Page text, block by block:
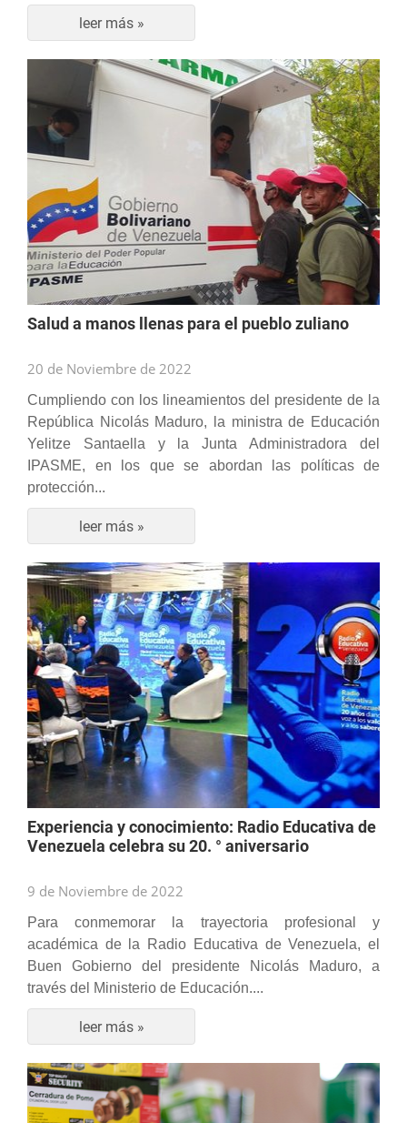
leer más »
Salud a manos llenas para el pueblo zuliano
20 de Noviembre de 2022
Cumpliendo con los lineamientos del presidente de la
República Nicolás Maduro, la ministra de Educación
Yelitze Santaella y la Junta Administradora del
IPASME, en los que se abordan las políticas de
protección...
leer más »
Experiencia y conocimiento: Radio Educativa de
Venezuela celebra su 20. ° aniversario
9 de Noviembre de 2022
Para conmemorar la trayectoria profesional y
académica de la Radio Educativa de Venezuela, el
Buen Gobierno del presidente Nicolás Maduro, a
través del Ministerio de Educación....
leer más »